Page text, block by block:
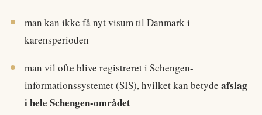
man kan ikke få nyt visum til Danmark i
karensperioden
man vil ofte blive registreret i Schengen-
informationssystemet (SIS), hvilket kan betyde afslag
i hele Schengen-området